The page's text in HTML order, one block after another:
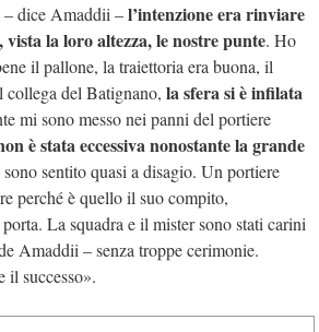
– dice Amaddii –l’intenzione era rinviare
la loro altezza, le nostre punte. Ho
il pallone, la traiettoria era buona, il
collega del Batignano, la sfera si è infilata
mi sono messo nei panni del portiere
è stata eccessiva nonostante la grande
sentito quasi a disagio. Un portiere
perché è quello il suo compito,
La squadra e il mister sono stati carini
Amaddii – senza troppe cerimonie.
il successo».